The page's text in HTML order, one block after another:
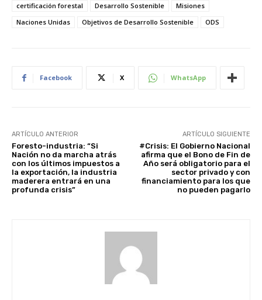
certificación forestal
Desarrollo Sostenible
Misiones
Naciones Unidas
Objetivos de Desarrollo Sostenible ODS
Facebook X WhatsApp
ARTÍCULO ANTERIOR
Foresto-industria: “Si
Nación no da marcha atrás
con los últimos impuestos a
la exportación, la industria
maderera entrará en una
profunda crisis”
ARTÍCULO SIGUIENTE
#Crisis: El Gobierno Nacional
afirma que el Bono de Fin de
Año será obligatorio para el
sector privado y con
financiamiento para los que
no pueden pagarlo